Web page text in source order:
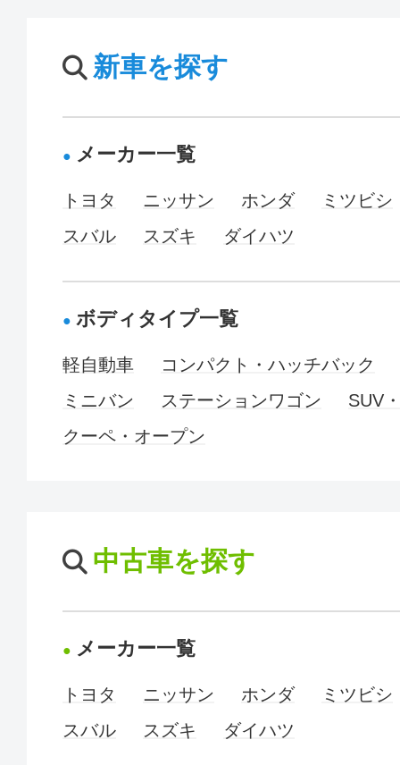
新車を探す
メーカー一覧
トヨタ ニッサン ホンダ
ミツビシ
スバル
スズキ ダイハツ
ボディタイプ一覧
軽自動車
コンパクト・ハッチバック
ミニバン
ステーションワゴン
SUV
クーペ・オープン
中古車を探す
メーカー一覧
トヨタ ニッサン ホンダ
ミツビシ
スバル
スズキ ダイハツ